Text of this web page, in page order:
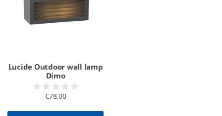
Lucide Outdoor wall lamp
Dimo
€78,00